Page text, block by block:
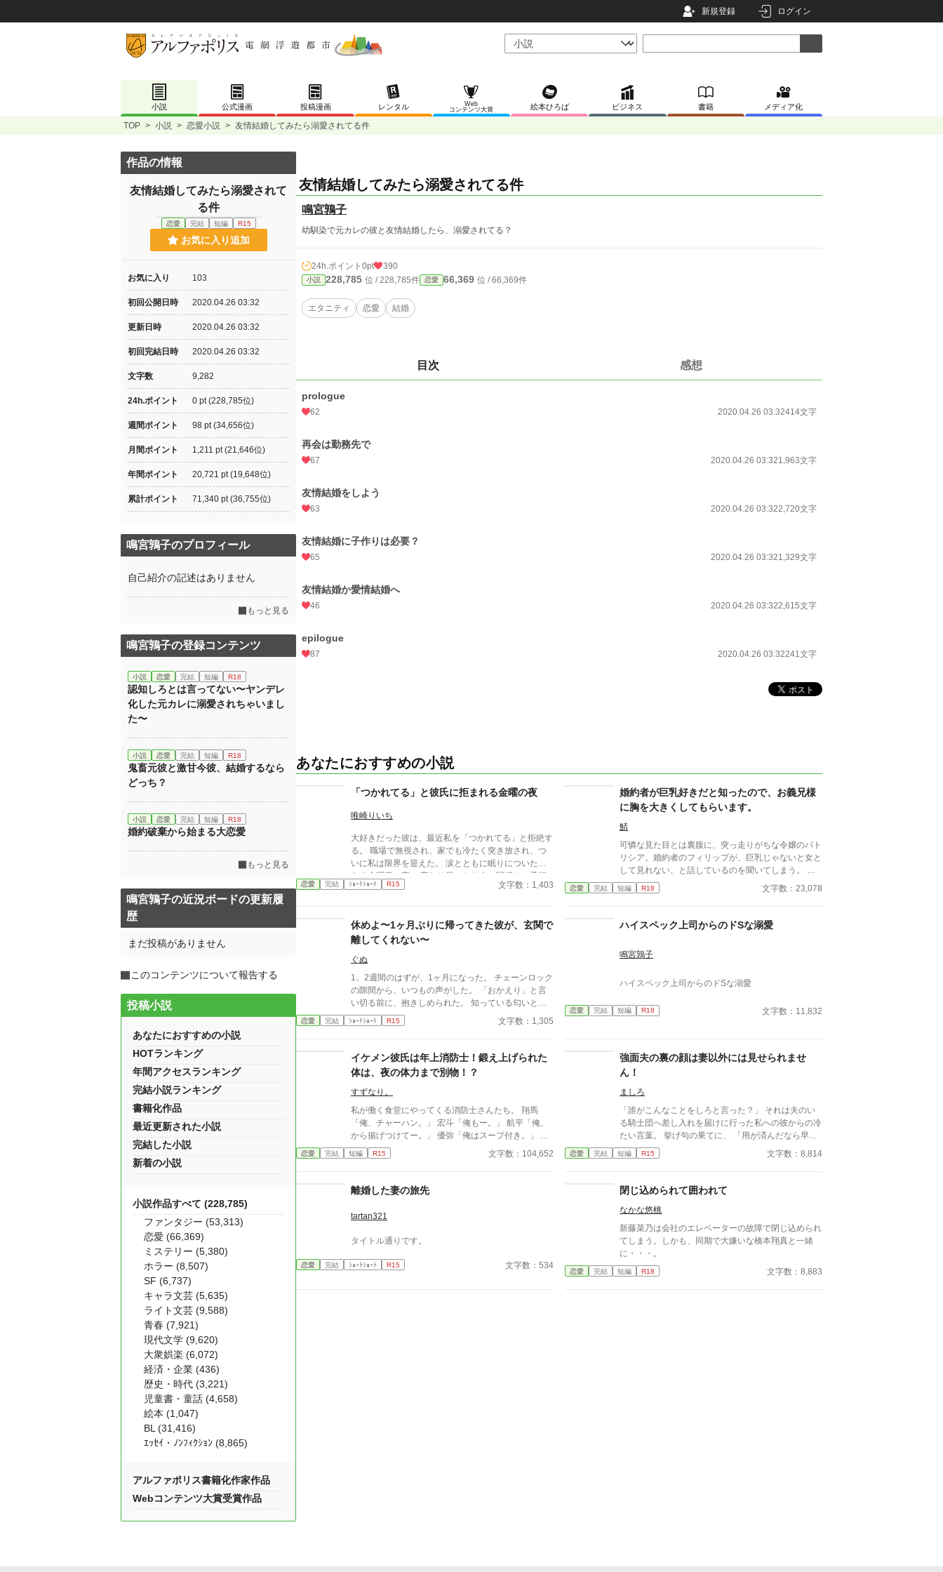
新規登録 ログイン
小説 公式漫画 投稿漫画 レンタル
Web
コンテンツ大賞
絵本ひろば ビジネス 書籍 メディア化
TOP > 小説 > 恋愛小説 > 友情結婚してみたら溺愛されてる件
友情結婚してみたら溺愛されてる件
鳴宮鶉子
幼馴染で元カレの彼と友情結婚したら、溺愛されてる？
24h.ポイント 0pt 390
小説 228,785 位 / 228,785件 恋愛 66,369 位 / 66,369件
エタニティ 恋愛 結婚
目次 感想
prologue
62 2020.04.26 03:32414文字
再会は勤務先で
67 2020.04.26 03:321,963文字
友情結婚をしよう
63 2020.04.26 03:322,720文字
友情結婚に子作りは必要？
65 2020.04.26 03:321,329文字
友情結婚か愛情結婚へ
46 2020.04.26 03:322,615文字
epilogue
87 2020.04.26 03:32241文字
あなたにおすすめの小説
「つかれてる」と彼氏に拒まれる金曜の夜
唯崎りいち
大好きだった彼は、最近私を「つかれてる」と拒絶す
る。 職場で無視され、家でも冷たく突き放され、つ
いに私は限界を迎えた。 涙とともに眠りについた、
ある金曜日の夜。 変わり果てた二人の関係は、予想
もしない結末を迎える。
恋愛 完結 ｼｮｰﾄｼｮｰﾄ R15 文字数：1,403
婚約者が巨乳好きだと知ったので、お義兄様
に胸を大きくしてもらいます。
鯖
可憐な見た目とは裏腹に、突っ走りがちな令嬢のパト
リシア。婚約者のフィリップが、巨乳じゃないと女と
して見れない、と話しているのを聞いてしまう。 パ
トリシアは、小さい頃に両親を亡くし、母の弟である
伯爵家で、本当の娘の様に育てられた。お世話になっ
と、兄の様に慕っているアレックスに、あるお願いを
恋愛 完結 短編 R18 文字数：23,078
休めよ〜1ヶ月ぶりに帰ってきた彼が、玄関で
離してくれない〜
ぐぬ
1、2週間のはずが、1ヶ月になった。 チェーンロック
の隙間から、いつもの声がした。 「おかえり」と言
い切る前に、抱きしめられた。 知っている匂いと、
知らない匂いが混じっていた。
恋愛 完結 ｼｮｰﾄｼｮｰﾄ R15 文字数：1,305
ハイスペック上司からのドSな溺愛
鳴宮鶉子
ハイスペック上司からのドSな溺愛
恋愛 完結 短編 R18 文字数：11,832
イケメン彼氏は年上消防士！鍛え上げられた
体は、夜の体力まで別物！？
すずなり。
私が働く食堂にやってくる消防士さんたち。 翔馬
「俺、チャーハン。」 宏斗「俺もー。」 航平「俺、
から揚げつけてー。」 優弥「俺はスープ付き。」 み
んなガタイがよく、男前。 ひなた「はーいっ。ちょ
っと待ってくださいねーっ。」 慌ただしい昼時を過
なきゃいけないところがある。 ひなた「すみませー
ん、子供のお迎えにきましたー。」 保育園に迎えに
行かなきゃいけない子、『太陽』。 私は子供と一緒
ーーー 翔馬「おいおい嘘だろ？」 宏斗「子供・・・
よ・・・・。」 優弥「マジか・・・。」 消防署で開
恋愛 完結 短編 R15 文字数：104,652
強面夫の裏の顔は妻以外には見せられませ
ん！
ましろ
「誰がこんなことをしろと言った？」 それは夫のい
る騎士団へ差し入れを届けに行った私への彼からの冷
たい言葉。 挙げ句の果てに、 「用が済んだなら早く
帰れっ！」 と追い返されてしまいました。 そして
夜、屋敷に戻って来た夫は─── ✻ゆるふわ設定で
あとからこっそり修正することがあります。
恋愛 完結 短編 R15 文字数：8,814
離婚した妻の旅先
tartan321
タイトル通りです。
恋愛 完結 ｼｮｰﾄｼｮｰﾄ R15 文字数：534
閉じ込められて囲われて
なかな悠桃
新藤菜乃は会社のエレベーターの故障で閉じ込められ
てしまう。しかも、同期で大嫌いな橋本翔真と一緒
に・・・。
恋愛 完結 短編 R18 文字数：8,883
作品の情報
友情結婚してみたら溺愛されて
る件
恋愛 完結 短編 R15
お気に入り追加
お気に入り 103
初回公開日時 2020.04.26 03:32
更新日時 2020.04.26 03:32
初回完結日時 2020.04.26 03:32
文字数 9,282
24h.ポイント 0 pt (228,785位)
週間ポイント 98 pt (34,656位)
月間ポイント 1,211 pt (21,646位)
年間ポイント 20,721 pt (19,648位)
累計ポイント 71,340 pt (36,755位)
鳴宮鶉子のプロフィール
自己紹介の記述はありません
もっと見る
鳴宮鶉子の登録コンテンツ
小説 恋愛 完結 短編 R18
認知しろとは言ってない〜ヤンデレ
化した元カレに溺愛されちゃいまし
た〜
小説 恋愛 完結 短編 R18
鬼畜元彼と激甘今彼、結婚するなら
どっち？
小説 恋愛 完結 短編 R18
婚約破棄から始まる大恋愛
もっと見る
鳴宮鶉子の近況ボードの更新履
歴
まだ投稿がありません
このコンテンツについて報告する
投稿小説
あなたにおすすめの小説
HOTランキング
年間アクセスランキング
完結小説ランキング
書籍化作品
最近更新された小説
完結した小説
新着の小説
小説作品すべて (228,785)
ファンタジー (53,313)
恋愛 (66,369)
ミステリー (5,380)
ホラー (8,507)
SF (6,737)
キャラ文芸 (5,635)
ライト文芸 (9,588)
青春 (7,921)
現代文学 (9,620)
大衆娯楽 (6,072)
経済・企業 (436)
歴史・時代 (3,221)
児童書・童話 (4,658)
絵本 (1,047)
BL (31,416)
ｴｯｾｲ・ﾉﾝﾌｨｸｼｮﾝ (8,865)
アルファポリス書籍化作家作品
Webコンテンツ大賞受賞作品